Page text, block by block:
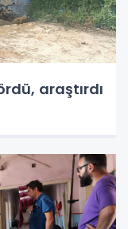
araştırdı